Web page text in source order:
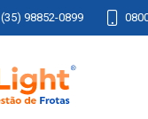
(35) 98852-0899